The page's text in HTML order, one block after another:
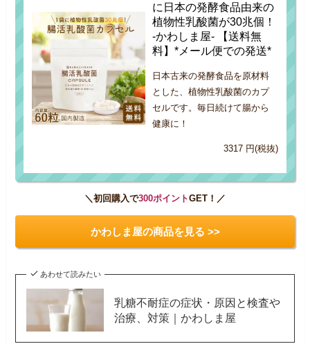
に日本の発酵食品由来の
植物性乳酸菌が30兆個！
-かわしま屋- 【送料無
料】*メール便での発送*
日本古来の発酵食品を原材料
とした、植物性乳酸菌のカプ
セルです。毎日続けて腸から
健康に！
3317 円(税抜)
＼初回購入で300ポイントGET！／
かわしま屋の商品を見る >>
あわせて読みたい
乳糖不耐症の症状・原因と検査や
治療、対策｜かわしま屋